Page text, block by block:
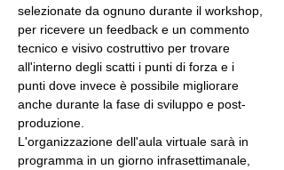
selezionate da ognuno durante il workshop,
per ricevere un feedback e un commento
tecnico e visivo costruttivo per trovare
all'interno degli scatti i punti di forza e i
punti dove invece è possibile migliorare
anche durante la fase di sviluppo e post-
produzione.
L'organizzazione dell'aula virtuale sarà in
programma in un giorno infrasettimanale,